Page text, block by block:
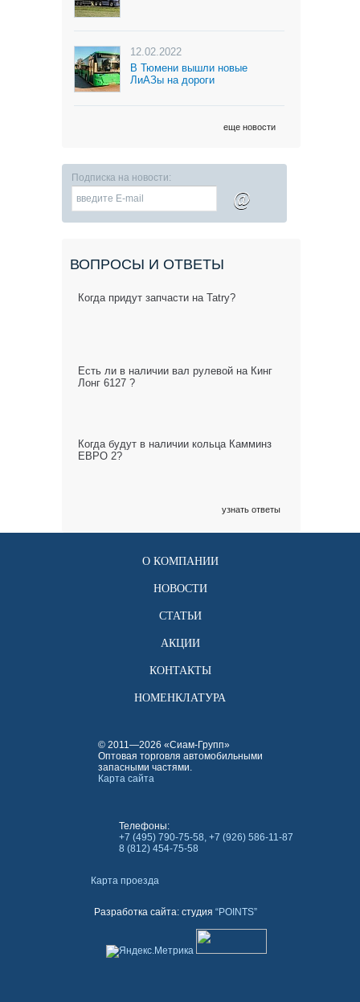
12.02.2022
В Тюмени вышли новые
ЛиАЗы на дороги
еще новости
Подписка на новости:
@
ВОПРОСЫ И ОТВЕТЫ
Когда придут запчасти на Tatry?
Есть ли в наличии вал рулевой на Кинг
Лонг 6127 ?
Когда будут в наличии кольца Камминз
ЕВРО 2?
узнать ответы
О КОМПАНИИ
НОВОСТИ
СТАТЬИ
АКЦИИ
КОНТАКТЫ
НОМЕНКЛАТУРА
© 2011—2026 «Сиам-Групп»
Оптовая торговля автомобильными
запасными частями.
Карта сайта
Телефоны:
+7 (495) 790-75-58, +7 (926) 586-11-87
8 (812) 454-75-58
Карта проезда
Разработка сайта: студия “POINTS”